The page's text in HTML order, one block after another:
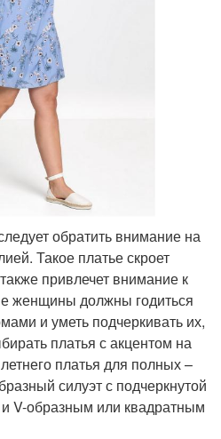
обратить внимание на
Такое платье скроет
привлечет внимание к
женщины должны годиться
и уметь подчеркивать их,
платья с акцентом на
платья для полных –
силуэт с подчеркнутой
V-образным или квадратным